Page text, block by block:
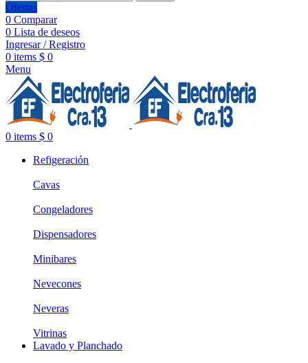
Ofertas
0 Comparar
0 Lista de deseos
Ingresar / Registro
0 items $ 0
Menu
0 items $ 0
Refigeración
Cavas
Congeladores
Dispensadores
Minibares
Nevecones
Neveras
Vitrinas
Lavado y Planchado